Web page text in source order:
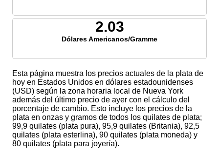
2.03
Dólares Americanos/Gramme
Esta página muestra los precios actuales de la plata de
hoy en Estados Unidos en dólares estadounidenses
(USD) según la zona horaria local de Nueva York
además del último precio de ayer con el cálculo del
porcentaje de cambio. Esto incluye los precios de la
plata en onzas y gramos de todos los quilates de plata;
99,9 quilates (plata pura), 95,9 quilates (Britania), 92,5
quilates (plata esterlina), 90 quilates (plata moneda) y
80 quilates (plata para joyería).